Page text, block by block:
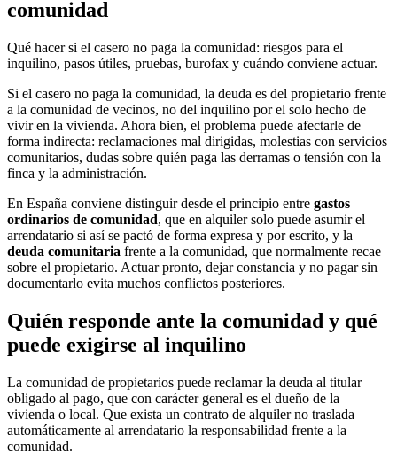
comunidad
Qué hacer si el casero no paga la comunidad: riesgos para el
inquilino, pasos útiles, pruebas, burofax y cuándo conviene actuar.
Si el casero no paga la comunidad, la deuda es del propietario frente
a la comunidad de vecinos, no del inquilino por el solo hecho de
vivir en la vivienda. Ahora bien, el problema puede afectarle de
forma indirecta: reclamaciones mal dirigidas, molestias con servicios
comunitarios, dudas sobre quién paga las derramas o tensión con la
finca y la administración.
En España conviene distinguir desde el principio entre gastos
ordinarios de comunidad, que en alquiler solo puede asumir el
arrendatario si así se pactó de forma expresa y por escrito, y la
deuda comunitaria frente a la comunidad, que normalmente recae
sobre el propietario. Actuar pronto, dejar constancia y no pagar sin
documentarlo evita muchos conflictos posteriores.
Quién responde ante la comunidad y qué
puede exigirse al inquilino
La comunidad de propietarios puede reclamar la deuda al titular
obligado al pago, que con carácter general es el dueño de la
vivienda o local. Que exista un contrato de alquiler no traslada
automáticamente al arrendatario la responsabilidad frente a la
comunidad.